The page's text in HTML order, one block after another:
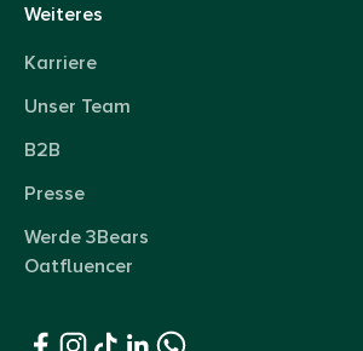
Weiteres
Karriere
Unser Team
B2B
Presse
Werde 3Bears
Oatfluencer